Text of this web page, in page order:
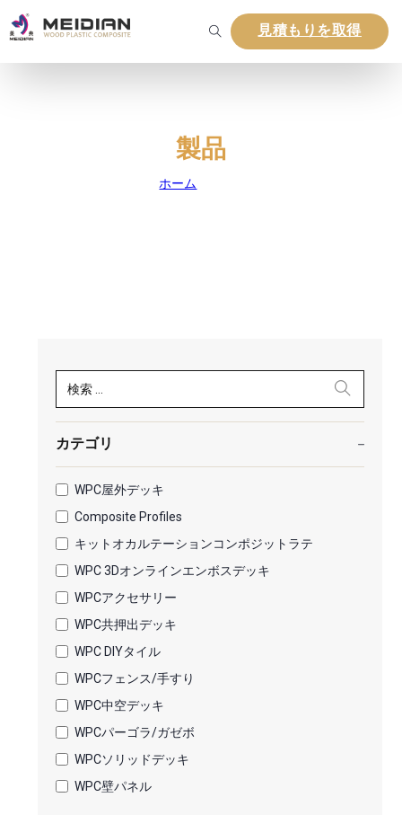
見積もりを取得
製品
ホーム
カテゴリ
WPC屋外デッキ
Composite Profiles
キットオカルテーションコンポジットラテ
WPC 3Dオンラインエンボスデッキ
WPCアクセサリー
WPC共押出デッキ
WPC DIYタイル
WPCフェンス/手すり
WPC中空デッキ
WPCパーゴラ/ガゼボ
WPCソリッドデッキ
WPC壁パネル